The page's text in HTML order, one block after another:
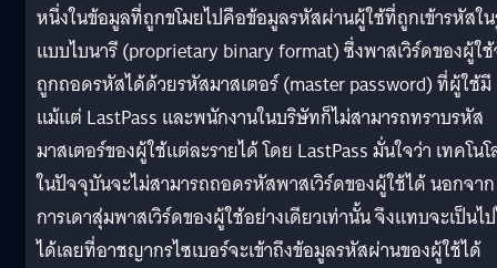
หนึ่งในข้อมูลที่ถูกขโมยไปคือข้อมูลรหัสผ่านผู้ใช้ที่ถูกเข้ารหัสใ
แบบไบนารี (proprietary binary format) ซึ่งพาสเวิร์ดของผู้ใ
ถูกถอดรหัสได้ด้วยรหัสมาสเตอร์ (master password) ที่ผู้ใช้มี
แม้แต่ LastPass และพนักงานในบริษัทก็ไม่สามารถทราบรหัส
มาสเตอร์ของผู้ใช้แต่ละรายได้ โดย LastPass มั่นใจว่า เทคโน
ในปัจจุบันจะไม่สามารถถอดรหัสพาสเวิร์ดของผู้ใช้ได้ นอกจาก
การเดาสุ่มพาสเวิร์ดของผู้ใช้อย่างเดียวเท่านั้น จึงแทบจะเป็นไ
ได้เลยที่อาชญากรไซเบอร์จะเข้าถึงข้อมูลรหัสผ่านของผู้ใช้ได้